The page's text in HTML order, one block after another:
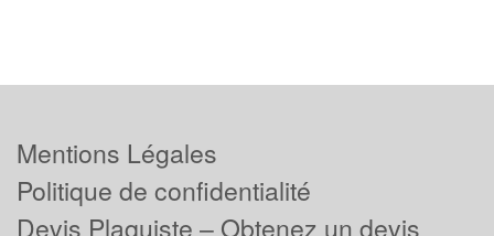
Mentions Légales
Politique de confidentialité
Devis Plaquiste – Obtenez un devis